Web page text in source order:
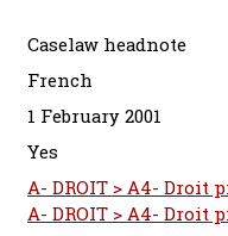
Caselaw headnote
French
1 February 2001
Yes
A- DROIT > A4- Droit
A- DROIT > A4- Droit